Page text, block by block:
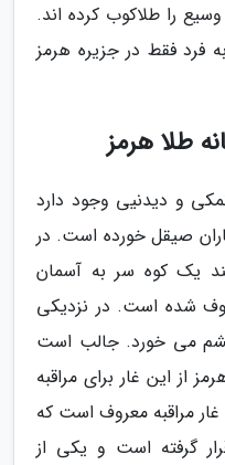
را طلاکوب کرده اند.
فرد فقط در جزیره هرمز
طلا هرمز
و دیدنیی وجود دارد
صیقل خورده است. در
یک کوه سر به آسمان
شده است. در نزدیکی
می خورد. جالب است
از این غار برای مراقبه
غار مراقبه معروف است که
گرفته است و یکی از